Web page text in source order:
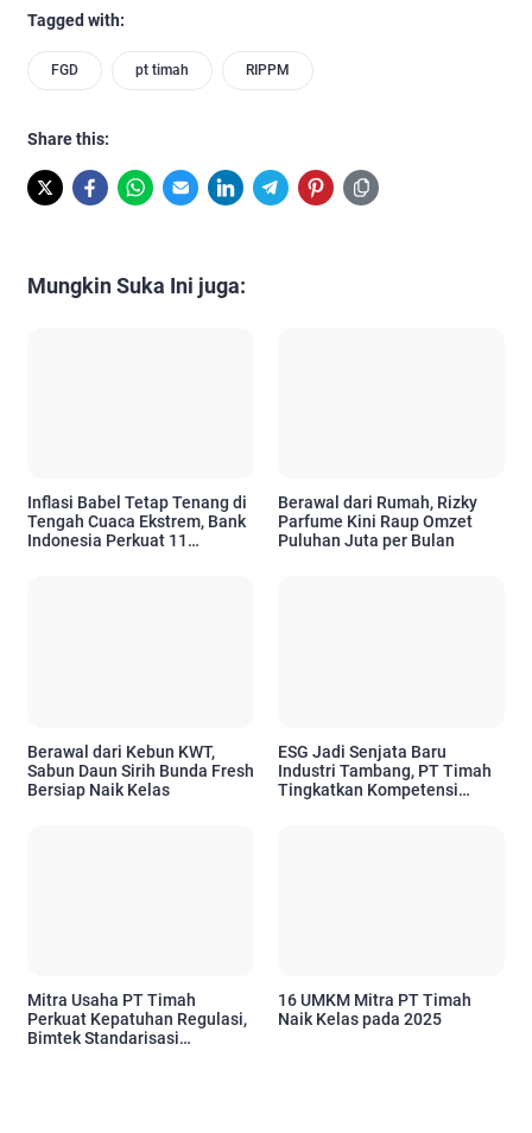
Tagged with:
FGD pt timah RIPPM
Share this:
Mungkin Suka Ini juga:
Inflasi Babel Tetap Tenang di
Tengah Cuaca Ekstrem, Bank
Indonesia Perkuat 11
Berawal dari Rumah, Rizky
Parfume Kini Raup Omzet
Puluhan Juta per Bulan
Berawal dari Kebun KWT,
Sabun Daun Sirih Bunda Fresh
Bersiap Naik Kelas
ESG Jadi Senjata Baru
Industri Tambang, PT Timah
Tingkatkan Kompetensi
Mitra Usaha PT Timah
Perkuat Kepatuhan Regulasi,
Bimtek Standarisasi
16 UMKM Mitra PT Timah
Naik Kelas pada 2025